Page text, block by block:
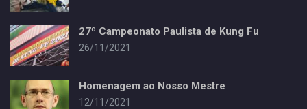
27º Campeonato Paulista de Kung Fu
26/11/2021
Homenagem ao Nosso Mestre
12/11/2021